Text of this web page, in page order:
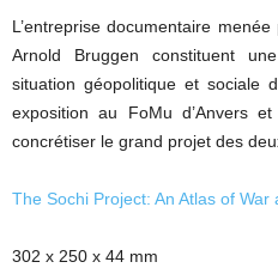
L’entreprise documentaire
Arnold Bruggen constituent
situation géopolitique et sociale
exposition au FoMu d’Anvers
concrétiser le grand projet des
The Sochi Project: An Atlas of
302 x 250 x 44 mm